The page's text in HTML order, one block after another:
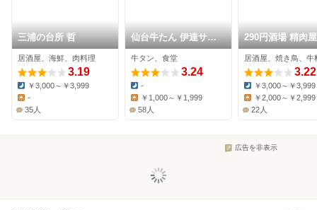
三浦の台所 哲
居酒屋、海鮮、肉料理
3.19
Dinner:
￥3,000～￥3,999
Lunch:
-
35人
仙台牛たん 伊達サー
モン 三代目 文治 コー
スカベイサイドストア
ーズ店
牛タン、食堂
3.24
Dinner:
-
Lunch:
￥1,000～￥1,999
58人
290円酒場 精肉屋
居酒屋、焼き鳥、牛
3.22
Dinner:
￥3,000～￥3,999
Lunch:
￥2,000～￥2,999
22人
広告を非表示